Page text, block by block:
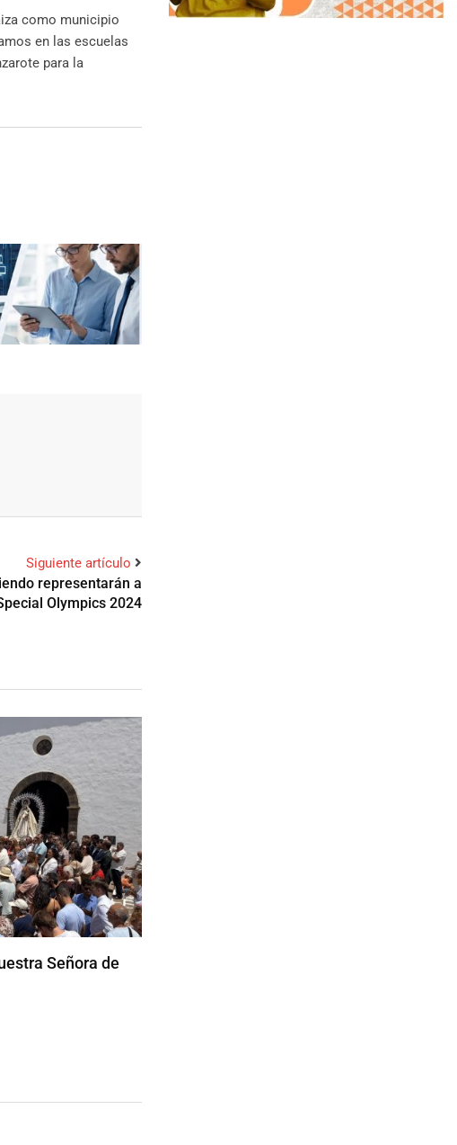
como municipio
en las escuelas
para la
Siguiente artículo
representarán a
Olympics 2024
Señora de